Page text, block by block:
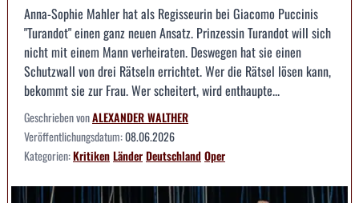
Anna-Sophie Mahler hat als Regisseurin bei Giacomo Puccinis
"Turandot" einen ganz neuen Ansatz. Prinzessin Turandot will sich
nicht mit einem Mann verheiraten. Deswegen hat sie einen
Schutzwall von drei Rätseln errichtet. Wer die Rätsel lösen kann,
bekommt sie zur Frau. Wer scheitert, wird enthaupte...
Geschrieben vonALEXANDER WALTHER
Veröffentlichungsdatum:08.06.2026
Kategorien:KritikenLänderDeutschlandOper